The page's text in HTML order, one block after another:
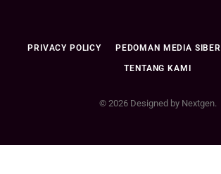
PRIVACY POLICY PEDOMAN MEDIA SIBER
TENTANG KAMI
© 2026 Designed by Nextgen.